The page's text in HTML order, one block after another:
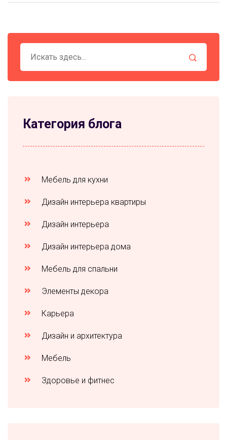
Категория блога
Мебель для кухни
Дизайн интерьера квартиры
Дизайн интерьера
Дизайн интерьера дома
Мебель для спальни
Элементы декора
Карьера
Дизайн и архитектура
Мебель
Здоровье и фитнес